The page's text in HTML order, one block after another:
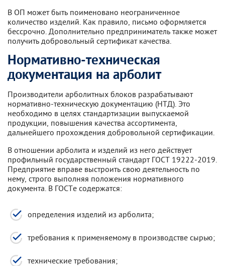
В ОП может быть поименовано неограниченное
количество изделий. Как правило, письмо оформляется
бессрочно. Дополнительно предприниматель также может
получить добровольный сертификат качества.
Нормативно-техническая
документация на арболит
Производители арболитных блоков разрабатывают
нормативно-техническую документацию (НТД). Это
необходимо в целях стандартизации выпускаемой
продукции, повышения качества ассортимента,
дальнейшего прохождения добровольной сертификации.
В отношении арболита и изделий из него действует
профильный государственный стандарт ГОСТ 19222-2019.
Предприятие вправе выстроить свою деятельность по
нему, строго выполняя положения нормативного
документа. В ГОСТе содержатся:
определения изделий из арболита;
требования к применяемому в производстве сырью;
технические требования;